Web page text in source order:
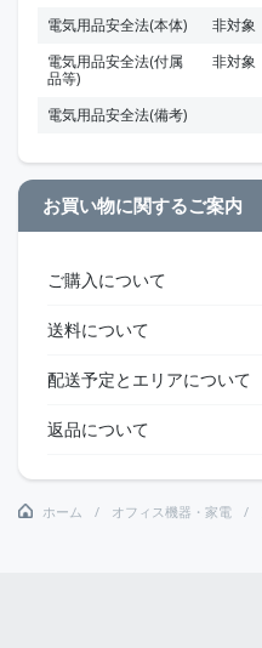
電気用品安全法(本体)
非対象
電気用品安全法(付属
品等)
非対象
電気用品安全法(備考)
お買い物に関するご案内
ご購入について
送料について
配送予定とエリアについて
返品について
ホーム オフィス機器・家電